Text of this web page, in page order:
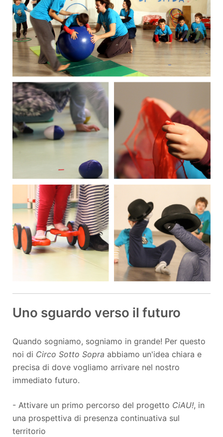
Uno sguardo verso il futuro
Quando sogniamo, sogniamo in grande! Per questo
noi di Circo Sotto Sopra abbiamo un'idea chiara e
precisa di dove vogliamo arrivare nel nostro
immediato futuro.
- Attivare un primo percorso del progetto CiAU!, in
una prospettiva di presenza continuativa sul
territorio